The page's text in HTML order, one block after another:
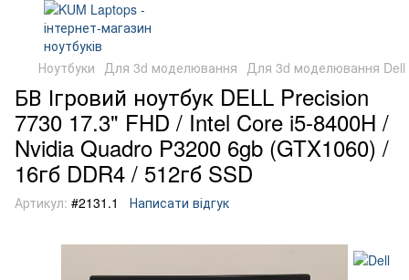
Ноутбуки Для 3d моделювання Для 3d моделювання Dell
БВ Ігровий ноутбук DELL Precision
7730 17.3" FHD / Intel Core i5-8400H /
Nvidia Quadro P3200 6gb (GTX1060) /
16гб DDR4 / 512гб SSD
Артикул: #2131.1 Написати відгук